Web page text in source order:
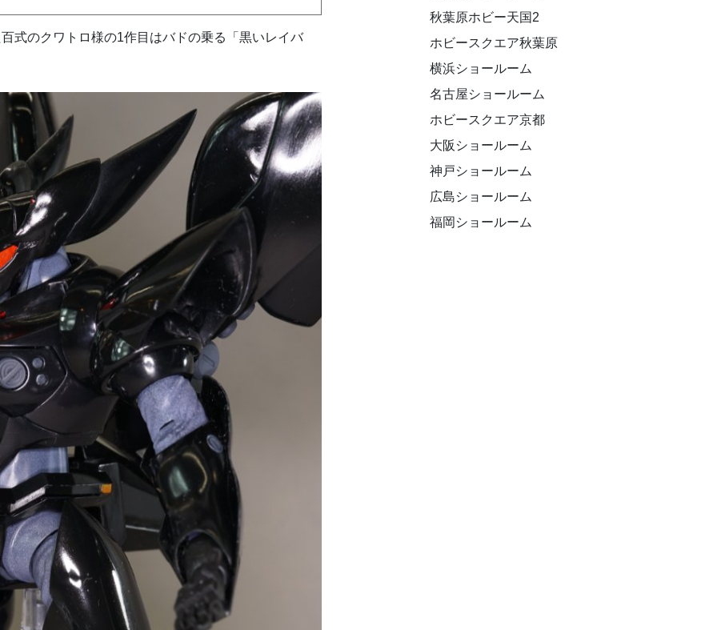
式のクワトロ様の1作目はバドの乗る「黒いレイバ
秋葉原ホビー天国2
ホビースクエア秋葉原
横浜ショールーム
名古屋ショールーム
ホビースクエア京都
大阪ショールーム
神戸ショールーム
広島ショールーム
福岡ショールーム